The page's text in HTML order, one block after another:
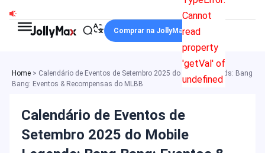
para
Cannot
read
property
'getVal' of
undefined
Comprar na JollyMax
Home > Calendário de Eventos de Setembro 2025 do Mobile Legends: Bang
Bang: Eventos & Recompensas do MLBB
Calendário de Eventos de
Setembro 2025 do Mobile